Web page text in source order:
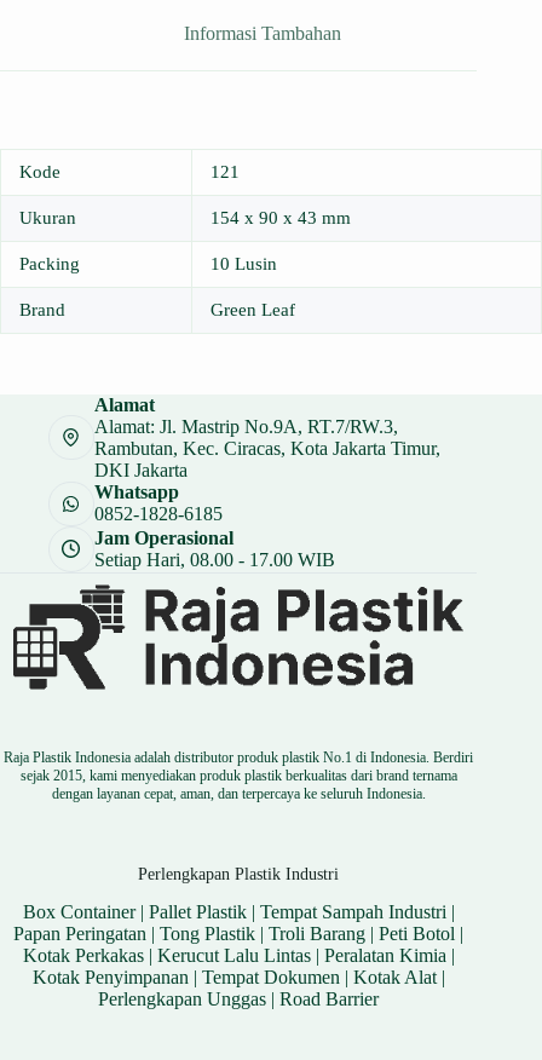
Informasi Tambahan
Kode 121
Ukuran 154 x 90 x 43 mm
Packing 10 Lusin
Brand Green Leaf
Alamat
Alamat: Jl. Mastrip No.9A, RT.7/RW.3,
Rambutan, Kec. Ciracas, Kota Jakarta Timur,
DKI Jakarta
Whatsapp
0852-1828-6185
Jam Operasional
Setiap Hari, 08.00 - 17.00 WIB
Raja Plastik Indonesia adalah distributor produk plastik No.1 di Indonesia. Berdiri
sejak 2015, kami menyediakan produk plastik berkualitas dari brand ternama
dengan layanan cepat, aman, dan terpercaya ke seluruh Indonesia.
Perlengkapan Plastik Industri
Box Container| Pallet Plastik| Tempat Sampah Industri |
Papan Peringatan |Tong Plastik |Troli Barang |Peti Botol |
Kotak Perkakas| Kerucut Lalu Lintas| Peralatan Kimia |
Kotak Penyimpanan | Tempat Dokumen | Kotak Alat|
Perlengkapan Unggas |Road Barrier